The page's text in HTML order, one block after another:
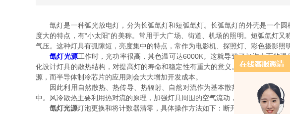
氙灯是一种弧光放电灯，分为长弧氙灯和短弧氙灯。长弧氙灯的外壳是一个圆
度大的特点，有“小太阳”的美称。常用于大广场、街道、机场的照明。短弧氙灯
气压。这种灯具有弧隙短，亮度集中的特点，常作为电影机、探照灯、彩色摄影照
氙灯光源工作时，光功率很高，其色温可达6000K。这就导致了灯泡表面的
化设计灯具的散热结构，对提高灯的寿命和稳定性有重大的意义。目前，氙灯的
源，而半导体制冷芯片的应用则会大大增加开发成本。
因此利用自然散热、热传导、热辐射、自然对流作为基本散热原理。灯泡内部
中。风冷散热主要利用热对流的原理，加强灯具周围的空气流动，使产生的热量
氙灯光源灯泡更换和将计数器清零，具体操作方法如下：断开电源后把颌光